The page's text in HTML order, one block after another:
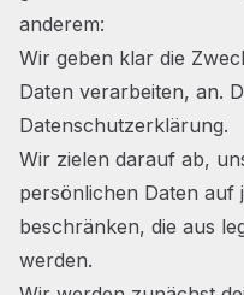
anderem:
Wir geben klar die
Daten verarbeiten, an.
Datenschutzerklärung.
Wir zielen darauf ab,
persönlichen Daten auf
beschränken, die aus
werden.